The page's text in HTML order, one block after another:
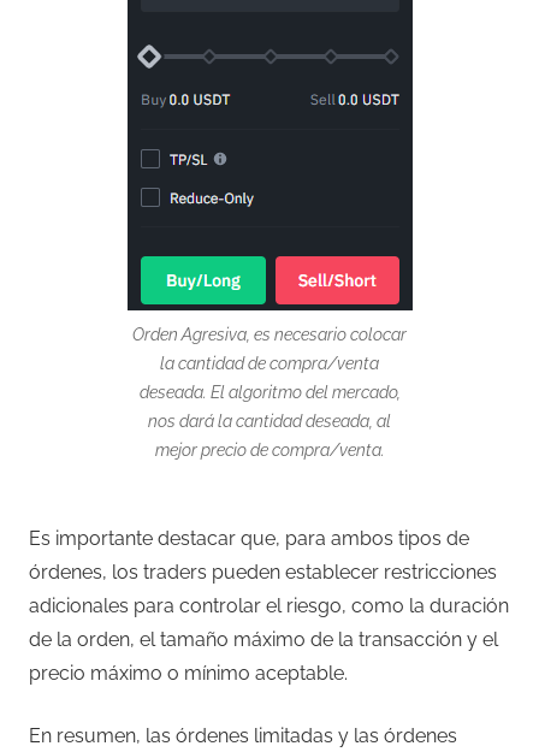
Orden Agresiva, es necesario colocar
la cantidad de compra/venta
deseada. El algoritmo del mercado,
nos dará la cantidad deseada, al
mejor precio de compra/venta.
Es importante destacar que, para ambos tipos de
órdenes, los traders pueden establecer restricciones
adicionales para controlar el riesgo, como la duración
de la orden, el tamaño máximo de la transacción y el
precio máximo o mínimo aceptable.
En resumen, las órdenes limitadas y las órdenes